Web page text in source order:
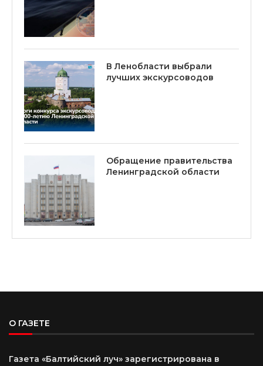
В Ленобласти выбрали
лучших экскурсоводов
Обращение правительства
Ленинградской области
О ГАЗЕТЕ
Газета «Балтийский луч» зарегистрирована в